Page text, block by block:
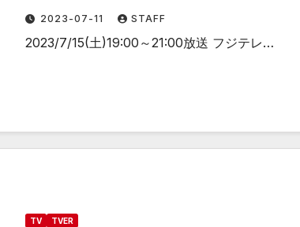
2023-07-11 STAFF
2023/7/15(土)19:00～21:00放送 フジテレ…
TV TVER